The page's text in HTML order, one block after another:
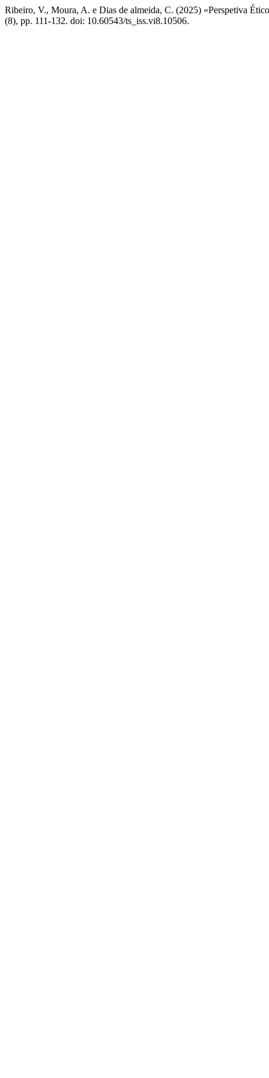
Ribeiro, V., Moura, A. e Dias de almeida, C. (2025) «Perspetiva
(8), pp. 111-132. doi: 10.60543/ts_iss.vi8.10506.